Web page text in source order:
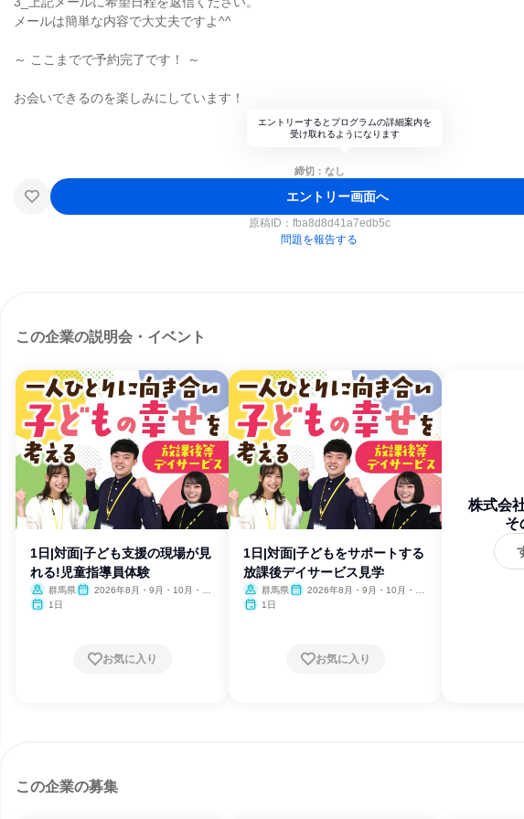
メールは簡単な内容で大丈夫ですよ^^
～ ここまでで予約完了です！ ～
お会いできるのを楽しみにしています！
エントリーするとプログラムの詳細案内を
受け取れるようになります
締切：なし
エントリー画面へ
原稿ID： fba8d8d41a7edb5c
問題を報告する
この企業の説明会・イベント
1日|対面|子ども支援の現場が見
れる!児童指導員体験
群馬県
2026年8月・9月・10月・11
1日
お気に入り
1日|対面|子どもをサポートする
放課後デイサービス見学
群馬県
2026年8月・9月・10月・11
1日
お気に入り
株式会
そ
この企業の募集